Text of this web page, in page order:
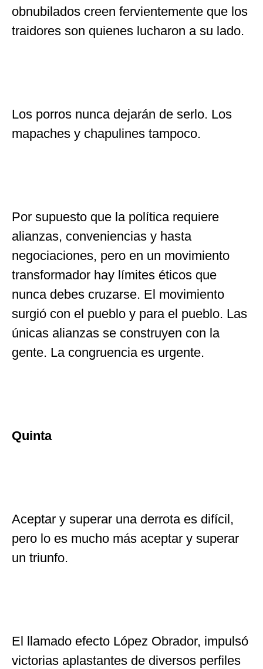
obnubilados creen fervientemente que los
traidores son quienes lucharon a su lado.
Los porros nunca dejarán de serlo. Los
mapaches y chapulines tampoco.
Por supuesto que la política requiere
alianzas, conveniencias y hasta
negociaciones, pero en un movimiento
transformador hay límites éticos que
nunca debes cruzarse. El movimiento
surgió con el pueblo y para el pueblo. Las
únicas alianzas se construyen con la
gente. La congruencia es urgente.
Quinta
Aceptar y superar una derrota es difícil,
pero lo es mucho más aceptar y superar
un triunfo.
El llamado efecto López Obrador, impulsó
victorias aplastantes de diversos perfiles